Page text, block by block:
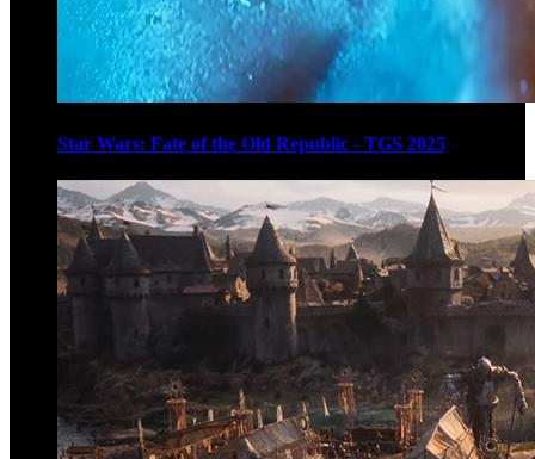
Star Wars: Fate of the Old Republic - TGS 2025